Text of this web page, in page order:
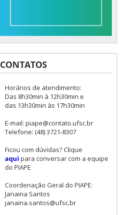
CONTATOS
Horários de atendimento:
Das 8h30min à 12h30min e
das 13h30min às 17h30min
E-mail: piape@contato.ufsc.br
Telefone: (48) 3721-8307
Ficou com dúvidas? Clique
aqui para conversar com a equipe
do PIAPE
Coordenação Geral do PIAPE:
Janaina Santos
janaina.santos@ufsc.br